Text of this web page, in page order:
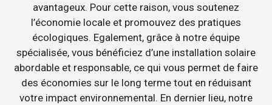
avantageux. Pour cette raison, vous soutenez
l’économie locale et promouvez des pratiques
écologiques. Egalement, grâce à notre équipe
spécialisée, vous bénéficiez d’une installation solaire
abordable et responsable, ce qui vous permet de faire
des économies sur le long terme tout en réduisant
votre impact environnemental. En dernier lieu, notre